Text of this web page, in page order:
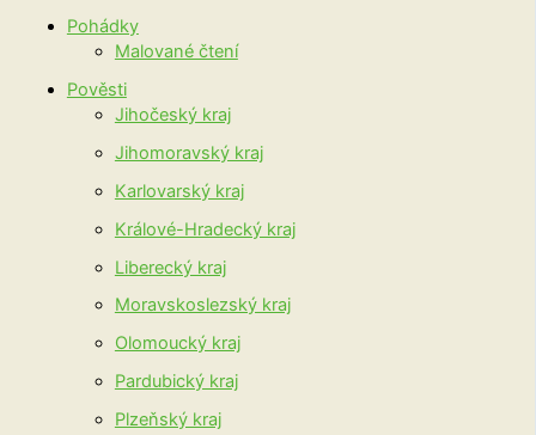
Pohádky
Malované čtení
Pověsti
Jihočeský kraj
Jihomoravský kraj
Karlovarský kraj
Králové-Hradecký kraj
Liberecký kraj
Moravskoslezský kraj
Olomoucký kraj
Pardubický kraj
Plzeňský kraj